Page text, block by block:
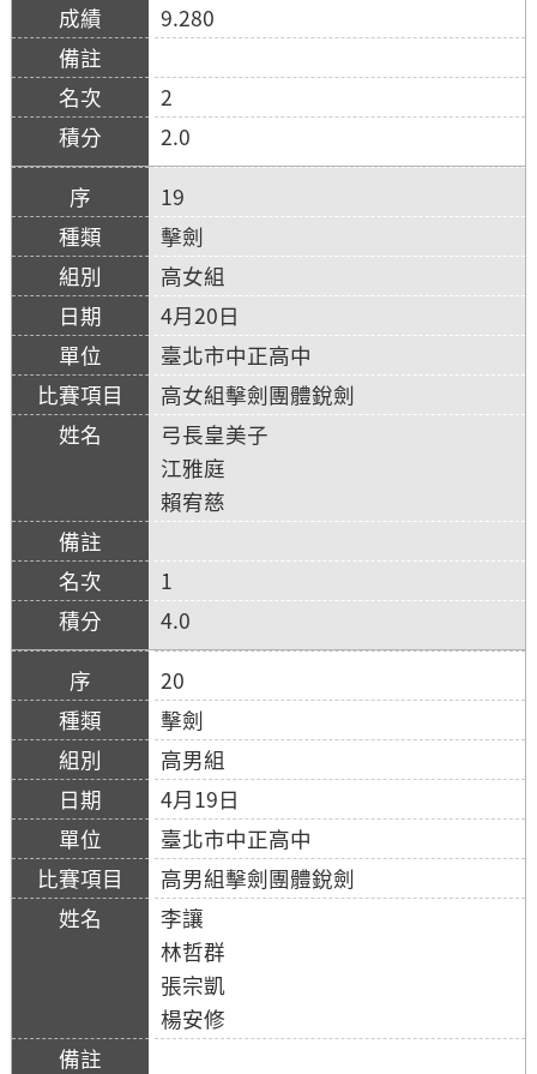
9.280
2
2.0
19
擊劍
高女組
4月20日
臺北市中正高中
高女組擊劍團體銳劍
弓長皇美子
江雅庭
賴宥慈
1
4.0
20
擊劍
高男組
4月19日
臺北市中正高中
高男組擊劍團體銳劍
李讓
林哲群
張宗凱
楊安修